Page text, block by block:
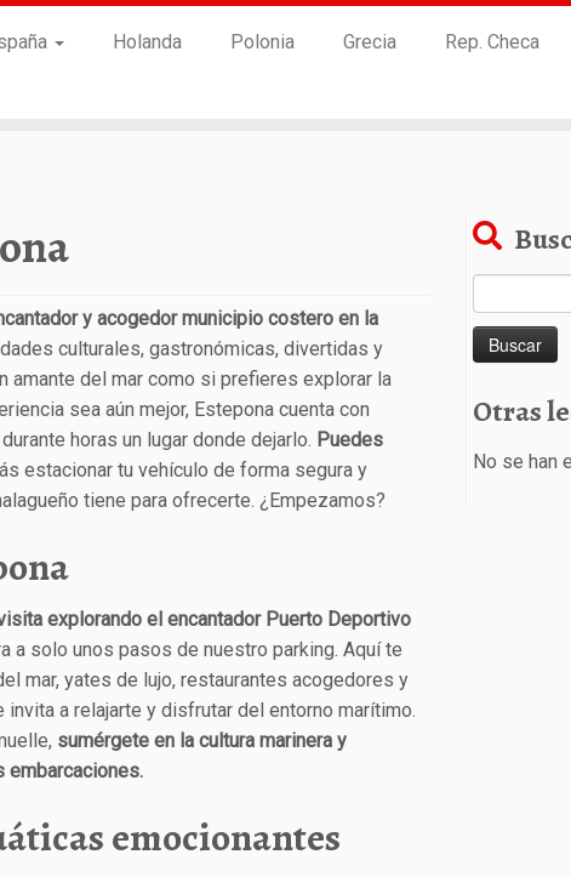
Holanda Polonia Grecia Rep. Checa
y acogedor municipio costero en la
culturales, gastronómicas, divertidas y
amante del mar como si prefieres explorar la
sea aún mejor, Estepona cuenta con
horas un lugar donde dejarlo. Puedes
estacionar tu vehículo de forma segura y
tiene para ofrecerte. ¿Empezamos?
explorando el encantador Puerto Deportivo
a solo unos pasos de nuestro parking. Aquí te
mar, yates de lujo, restaurantes acogedores y
invita a relajarte y disfrutar del entorno marítimo.
sumérgete en la cultura marinera y
embarcaciones.
emocionantes
Otras
No se han